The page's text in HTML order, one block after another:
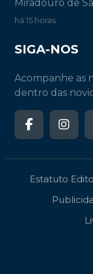
Miradouro de
há 15 horas
SIGA-NOS
Acompanhe as
dentro das
Estatuto